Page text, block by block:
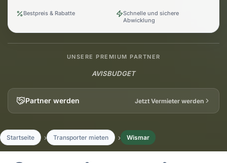
Bestpreis & Rabatte
Schnelle und sichere
Abwicklung
UNSERE PREMIUM PARTNER
AVISBUDGET
Partner werden Jetzt Vermieter werden
Startseite Transporter mieten Wismar